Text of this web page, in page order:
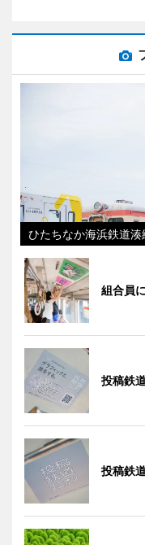
ひたちなか海浜鉄道湊
組合員
投稿鉄
投稿鉄